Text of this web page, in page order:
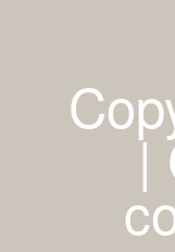
|